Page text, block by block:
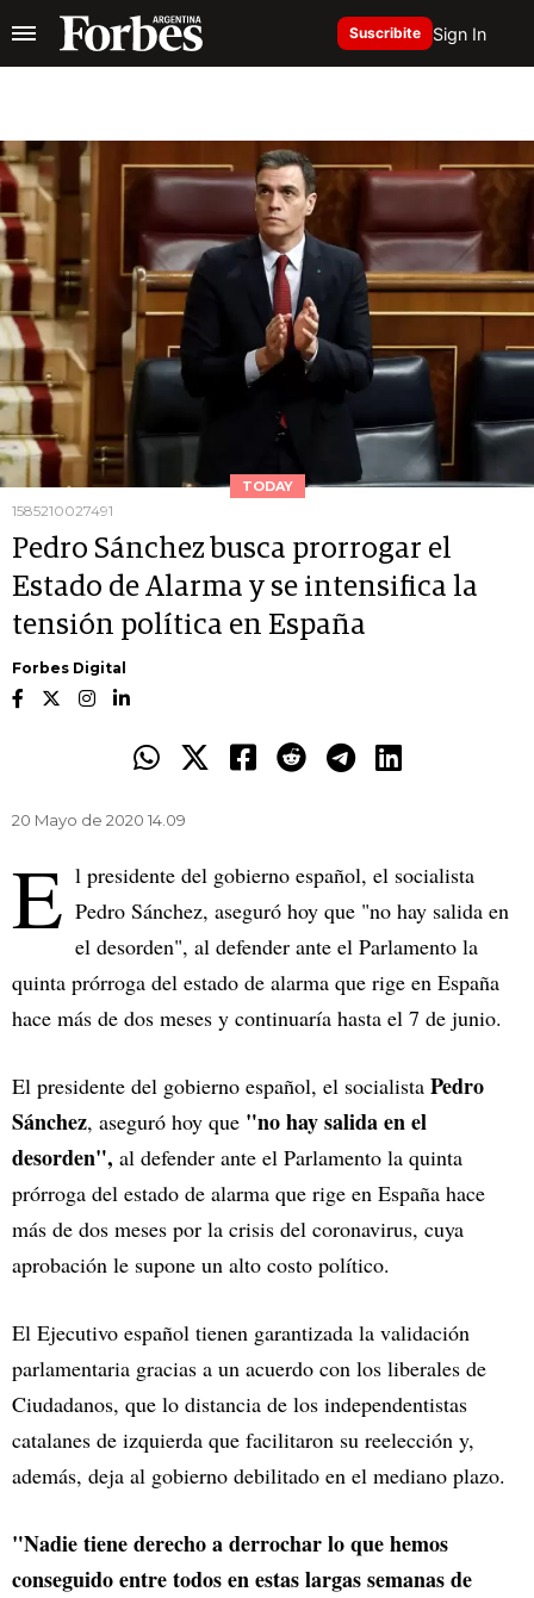
Suscribite Sign In
TODAY
1585210027491
Pedro Sánchez busca prorrogar el
Estado de Alarma y se intensifica la
tensión política en España
Forbes Digital
20 Mayo de 2020 14.09
E l presidente del gobierno español, el socialista
Pedro Sánchez, aseguró hoy que "no hay salida en
el desorden", al defender ante el Parlamento la
quinta prórroga del estado de alarma que rige en España
hace más de dos meses y continuaría hasta el 7 de junio.
El presidente del gobierno español, el socialista Pedro
Sánchez, aseguró hoy que "no hay salida en el
desorden", al defender ante el Parlamento la quinta
prórroga del estado de alarma que rige en España hace
más de dos meses por la crisis del coronavirus, cuya
aprobación le supone un alto costo político.
El Ejecutivo español tienen garantizada la validación
parlamentaria gracias a un acuerdo con los liberales de
Ciudadanos, que lo distancia de los independentistas
catalanes de izquierda que facilitaron su reelección y,
además, deja al gobierno debilitado en el mediano plazo.
"Nadie tiene derecho a derrochar lo que hemos
conseguido entre todos en estas largas semanas de